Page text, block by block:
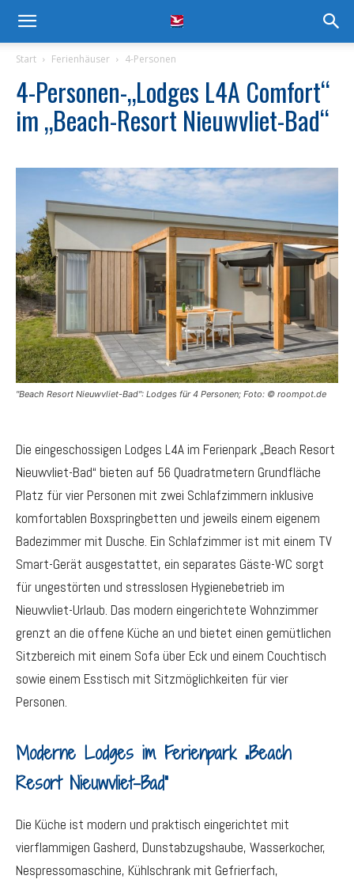
Start Ferienhäuser 4-Personen
4-Personen-„Lodges L4A Comfort“
im „Beach-Resort Nieuwvliet-Bad“
"Beach Resort Nieuwvliet-Bad": Lodges für 4 Personen; Foto: © roompot.de
Die eingeschossigen Lodges L4A im Ferienpark „Beach Resort
Nieuwvliet-Bad“ bieten auf 56 Quadratmetern Grundfläche
Platz für vier Personen mit zwei Schlafzimmern inklusive
komfortablen Boxspringbetten und jeweils einem eigenem
Badezimmer mit Dusche. Ein Schlafzimmer ist mit einem TV
Smart-Gerät ausgestattet, ein separates Gäste-WC sorgt
für ungestörten und stresslosen Hygienebetrieb im
Nieuwvliet-Urlaub. Das modern eingerichtete Wohnzimmer
grenzt an die offene Küche an und bietet einen gemütlichen
Sitzbereich mit einem Sofa über Eck und einem Couchtisch
sowie einem Esstisch mit Sitzmöglichkeiten für vier
Personen.
Moderne Lodges im Ferienpark „Beach
Resort Nieuwvliet-Bad“
Die Küche ist modern und praktisch eingerichtet mit
vierflammigen Gasherd, Dunstabzugshaube, Wasserkocher,
Nespressomaschine, Kühlschrank mit Gefrierfach,